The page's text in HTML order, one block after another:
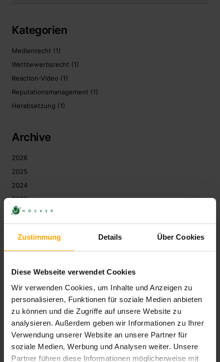
Zustimmung Details Über Cookies
Diese Webseite verwendet Cookies
Wir verwenden Cookies, um Inhalte und Anzeigen zu
personalisieren, Funktionen für soziale Medien anbieten
zu können und die Zugriffe auf unsere Website zu
analysieren. Außerdem geben wir Informationen zu Ihrer
Verwendung unserer Website an unsere Partner für
soziale Medien, Werbung und Analysen weiter. Unsere
Partner führen diese Informationen möglicherweise mit
Kategorien
Medienrecht (1)
Wettbewerbsrecht (1)
Reaction-Video (1)
Reputationsmanagement (1)
Herabsetzung (1)
Archive
2026
2025
2024
2023
2022
2020
2018
2015
Aktuellste News